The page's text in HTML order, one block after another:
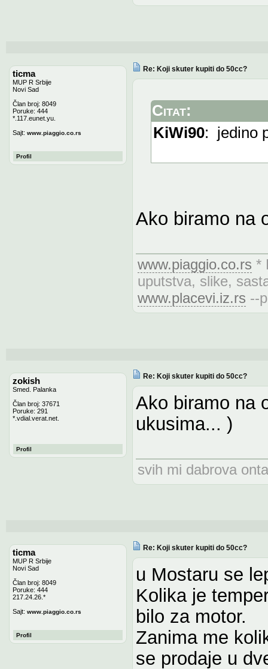
ticma
MUP R Srbije
Novi Sad
Član broj: 8049
Poruke: 444
*.117.eunet.yu.
Sajt: www.piaggio.co.rs
Profil
Re: Koji skuter kupiti do 50cc?
Citat:
KiWi90: jedino
Ako biramo na
www.piaggio.co.rs *
uputstva, slike,
www.placevi.iz.rs --
zokish
Smed. Palanka
Član broj: 37671
Poruke: 291
*.vdial.verat.net.
Profil
Re: Koji skuter kupiti do 50cc?
Ako biramo na
ukusima... )
svih mi dabrova
ticma
MUP R Srbije
Novi Sad
Član broj: 8049
Poruke: 444
217.24.26.*
Sajt: www.piaggio.co.rs
Profil
Re: Koji skuter kupiti do 50cc?
u Mostaru se
Kolika je
bilo za motor.
Zanima me
se prodaje u